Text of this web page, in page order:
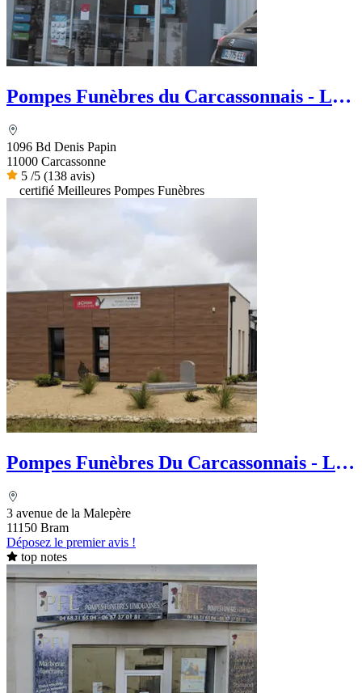
Pompes Funèbres du Carcassonnais - Le
1096 Bd Denis Papin
11000 Carcassonne
5 /5 (138 avis)
certifié Meilleures Pompes Funèbres
Pompes Funèbres Du Carcassonnais - Le
3 avenue de la Malepère
11150 Bram
Déposez le premier avis !
top notes